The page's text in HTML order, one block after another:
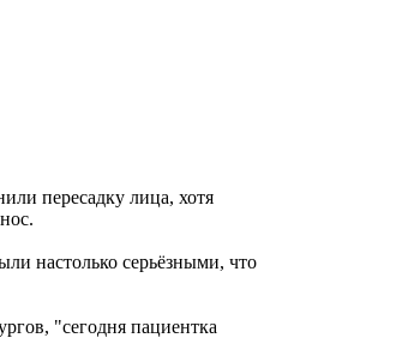
пересадку лица, хотя
настолько серьёзными, что
"сегодня пациентка